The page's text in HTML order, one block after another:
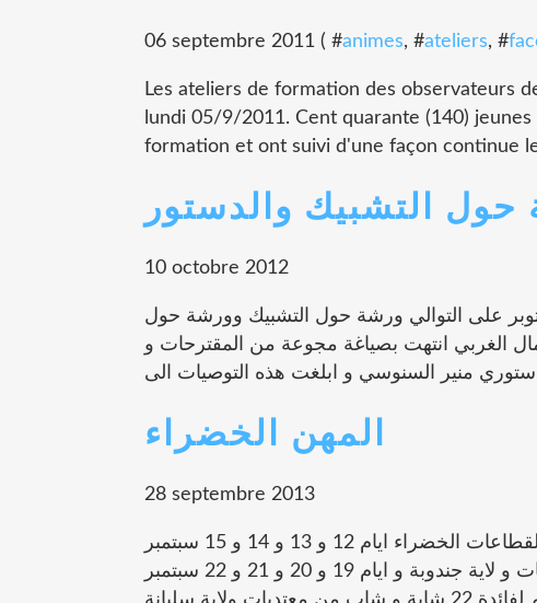
06 septembre 2011 ( #animes, #ateliers, #
Les ateliers de formation des observateurs
lundi 05/9/2011. Cent quarante (140)
formation et ont suivi d'une façon continue
حول التشبيك والدستور
10 octobre 2012
الجمعية يومي السبت و الاحد 06 و07 اكتوبر على التوالي ورشة حول التشبيك وورشة حول
42 جمعية من الشمال الغربي انتهت بصياغة مجوعة من المقترحات و
المهن الخضراء
28 septembre 2013
نظمت الجمعية دورتين تكوينيتين في المهن و القطاعات الخضراء ايام 12 و 13 و 14 و 15 سبتمبر
2013 بباجة لفائدة 22 شابة و شابة من كل معتمديات و لاية جندوبة و ايام 19 و 20 و 21 و 22 سبتمبر